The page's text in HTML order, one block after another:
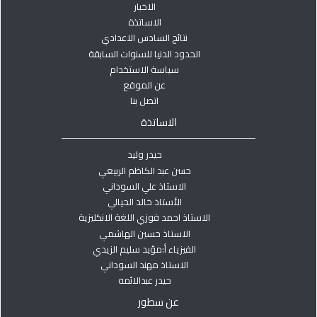
الاخبار
الاساتذة
نتائج السادس الاعدادي
الحدود الدنيا للسنوات السابقة
سياسة الاستخدام
عن الموقع
اتصل بنا
الاساتذة
حيدر وليد
حسن عبد الكاظم الربيعي
الاستاذ علي السوداني
الأستاذ خالد الحيالي
الاستاذ احمد فوزي اللغة الانكليزية
الاستاذ حسين الهاشمي
الفيزياء أ:مؤيد سليم الزيدي
الاستاذ مهند السوداني
حيدر عبدالائمه
عن سطور